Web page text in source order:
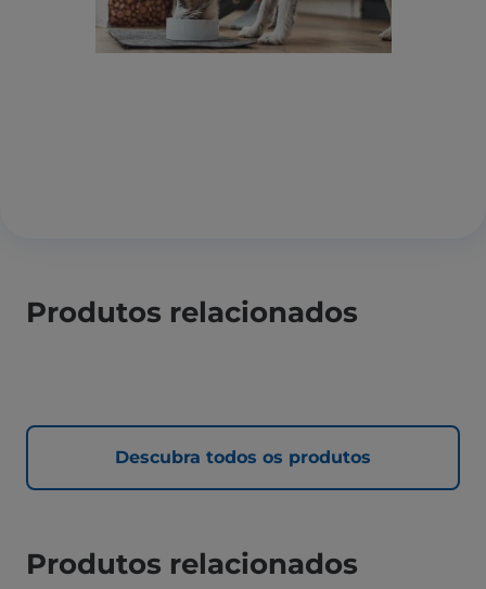
Produtos relacionados
Descubra todos os produtos
Produtos relacionados